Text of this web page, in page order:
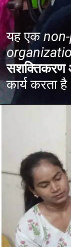
यह एक
सशक्तिकरण
कार्य करता